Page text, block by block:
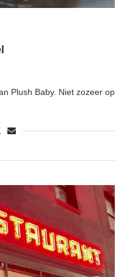
Plush Baby. Niet zozeer op